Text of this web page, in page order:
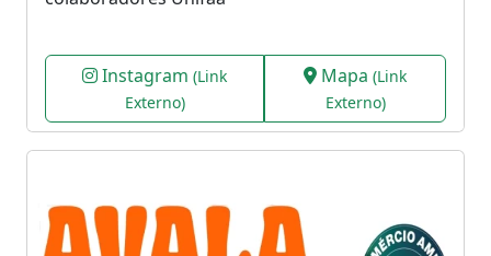
Instagram(Link
Externo)
Mapa(Link
Externo)